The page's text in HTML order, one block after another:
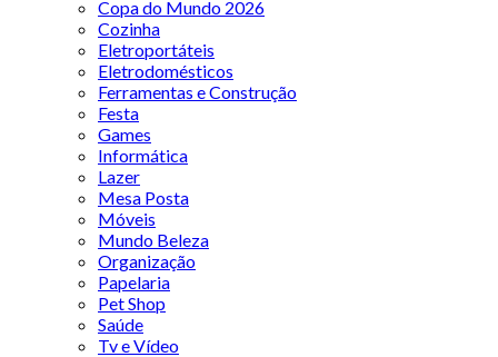
Copa do Mundo 2026
Cozinha
Eletroportáteis
Eletrodomésticos
Ferramentas e Construção
Festa
Games
Informática
Lazer
Mesa Posta
Móveis
Mundo Beleza
Organização
Papelaria
Pet Shop
Saúde
Tv e Vídeo